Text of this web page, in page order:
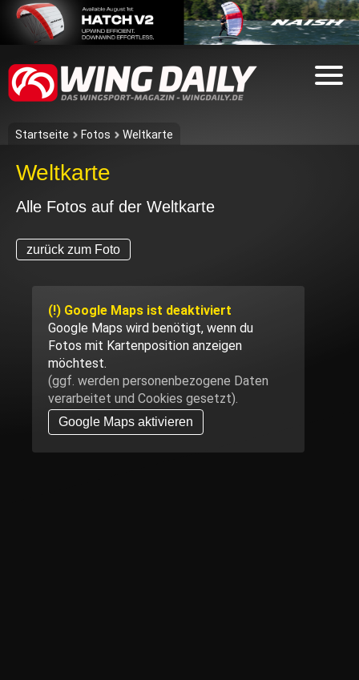
Startseite Fotos Weltkarte
Weltkarte
Alle Fotos auf der Weltkarte
zurück zum Foto
(!) Google Maps ist deaktiviert
Google Maps wird benötigt, wenn du
Fotos mit Kartenposition anzeigen
möchtest.
(ggf. werden personen­bezogene Daten
verarbeitet und Cookies gesetzt).
Google Maps aktivieren